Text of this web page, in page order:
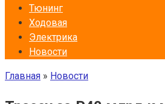
Тюнинг
Ходовая
Электрика
Новости
Главная » Новости